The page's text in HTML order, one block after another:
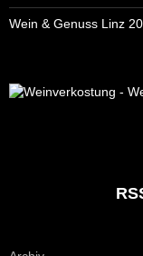
Wein & Genuss Linz